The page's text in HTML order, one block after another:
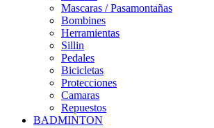
Mascaras / Pasamontañas
Bombines
Herramientas
Sillin
Pedales
Bicicletas
Protecciones
Camaras
Repuestos
BADMINTON